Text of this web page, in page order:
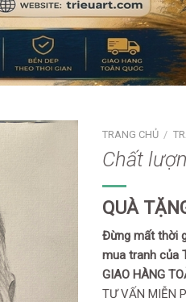
TRANG CHỦ /
Chất
QUÀ
Đừng mất thời
mua tranh của
GIAO HÀNG
TƯ VẤN MIỄN